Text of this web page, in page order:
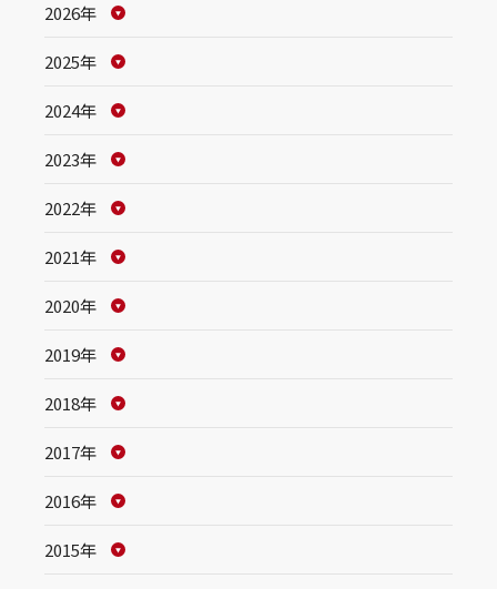
2026年
2025年
2024年
2023年
2022年
2021年
2020年
2019年
2018年
2017年
2016年
2015年